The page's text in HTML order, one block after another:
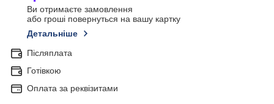
Ви отримаєте замовлення
або гроші повернуться на вашу картку
Детальніше
Післяплата
Готівкою
Оплата за реквізитами